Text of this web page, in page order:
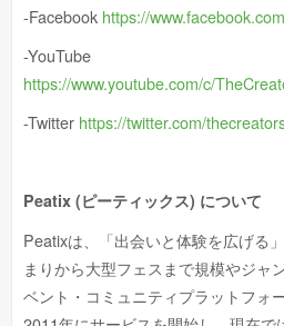
-Facebook https://
-YouTube
https://www.youtube.com/c/
-Twitter https://twitter.com/
Peatix (ピーティックス) について
Peatixは、「出会いと体験を広げる
まりから大型フェスまで規模やジャ
ベント・コミュニティプラットフォ